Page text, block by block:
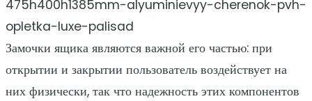
475h400h1385mm-alyuminievyy-cherenok-pvh-
opletka-luxe-palisad
Замочки ящика являются важной его частью: при
открытии и закрытии пользователь воздействует на
них физически, так что надежность этих компонентов